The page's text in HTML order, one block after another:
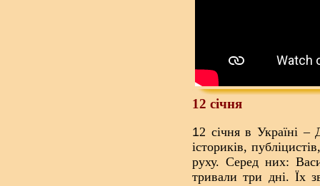
12 січня
12 січня в Україні –
істориків,
руху. Серед них:
тривали три дні. Їх